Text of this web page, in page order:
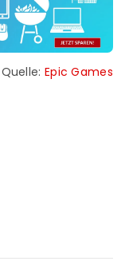
Quelle: Epic Games